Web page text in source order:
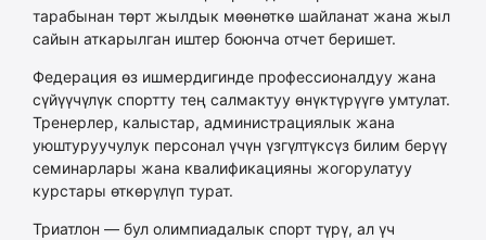
тарабынан төрт жылдык мөөнөткө шайланат жана жыл
сайын аткарылган иштер боюнча отчет беришет.
Федерация өз ишмердигинде профессионалдуу жана
сүйүүчүлүк спортту тең салмактуу өнүктүрүүгө умтулат.
Тренерлер, калыстар, администрациялык жана
уюштуруучулук персонал үчүн үзгүлтүксүз билим берүү
семинарлары жана квалификацияны жогорулатуу
курстары өткөрүлүп турат.
Триатлон — бул олимпиадалык спорт түрү, ал үч